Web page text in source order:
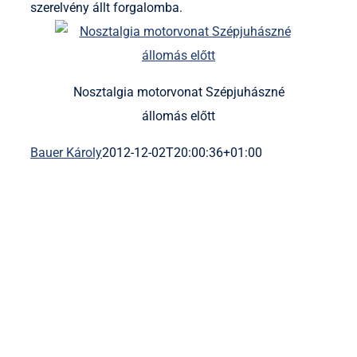
szerelvény állt forgalomba.
Nosztalgia motorvonat Szépjuhászné
állomás előtt
Bauer Károly2012-12-02T20:00:36+01:00